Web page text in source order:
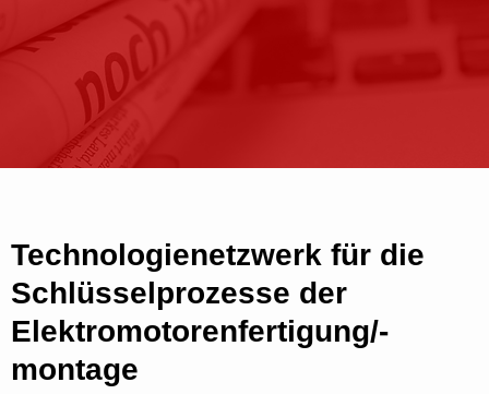
Technologienetzwerk für die
Schlüsselprozesse der
Elektromotorenfertigung/-
montage